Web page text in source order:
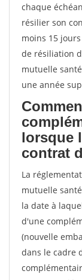
chaque
résilier son
moins 15
de résiliation
mutuelle
une année
lorsque
contrat
La
mutuelle
la date à
d'une
(nouvelle
dans le cadre